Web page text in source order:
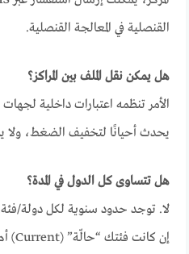
القنصلية في المعالجة القنصلية.
هل يمكن نقل الملف بين المراكز؟
الأمر تنظمه اعتبارات داخلية
يحدث أحيانًا لتخفيف الضغط، ولا
هل تتساوى كل الدول في المدة؟
لا. توجد حدود سنوية لكل دولة/
إن كانت فئتك “حالّة” (Current) أم عليك انتظار تاريخ الأولوية.